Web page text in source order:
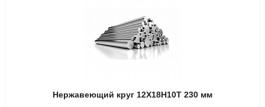
Нержавеющий круг 12Х18Н10Т 230 мм